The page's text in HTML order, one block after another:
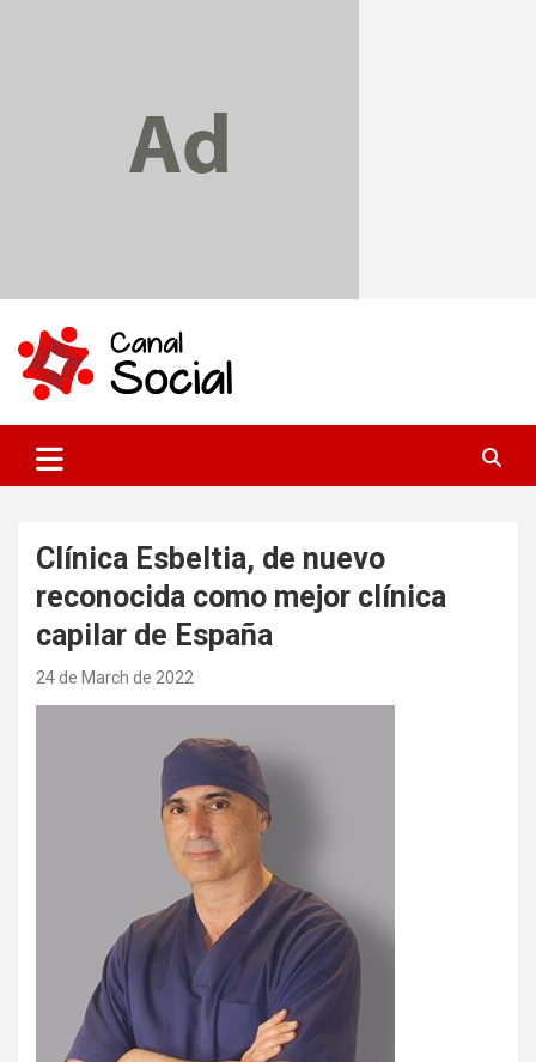
content
Canal Social
Clínica Esbeltia, de nuevo
reconocida como mejor clínica
capilar de España
24 de March de 2022